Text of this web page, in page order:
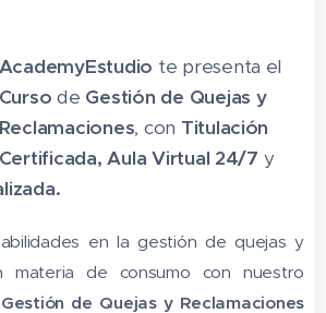
AcademyEstudio te presenta el
Cursode Gestión de Quejas y
Reclamaciones, con Titulación
Certificada,Aula Virtual 24/7 y
en la gestión de quejas y
materia de consumo con nuestro
de Quejas y Reclamaciones